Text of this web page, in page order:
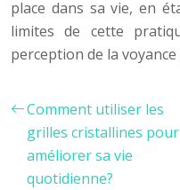
place dans sa vie, en
limites de cette
perception de la
Comment utiliser les
grilles cristallines pour
améliorer sa vie
quotidienne?